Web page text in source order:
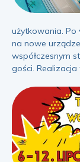
użytkowania. Po
na nowe
współczesnym
gości.